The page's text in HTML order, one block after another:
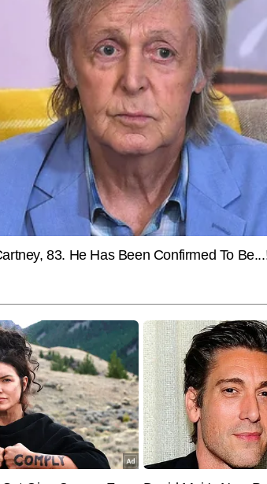
ENTERTAINMENT
प्रभास की 'Fauzi' से होगा Ajay Devgn
स्टारर 'Golmaal 5' का तगड़ा क्लैश !! इस
दिन हिलेंगे सिनेमाघर
VIRAL
गुजरात
लगातार
हुआ
AUTHOR
नाउ नवभारत में न्यूज डेस्क पर सीनियर कॉपी एडिटर के रूप में
देश–विदेश की बड़ी घटनाओं और समसामयिक मुद्दों को
माहिर हैं। उन्होंने अपने करियर में लगातार करंट अफेयर्स,
जुड़े विषयों पर प्रभावशाली कॉन्टेंट तैयार किया है और अबतक 6
डेटा-आधारित रिपोर्ट्स और विश्लेषणात्मक कॉपी लिखने में
End of Article